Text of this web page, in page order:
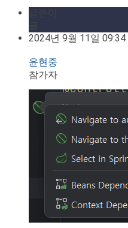
2024년 9월 11일 09:34
윤현중
참가자